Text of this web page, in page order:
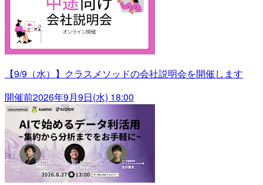
【9/9（水）】クラスメソッドの会社説明会を開催します
開催前2026年9月9日(水) 18:00